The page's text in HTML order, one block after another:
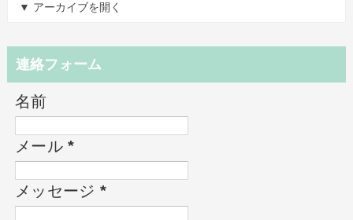
▼ アーカイブを開く
連絡フォーム
名前
メール*
メッセージ *